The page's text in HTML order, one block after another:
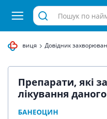
Здравиця Довідник
Препарати, які
лікування
БАНЕОЦИН